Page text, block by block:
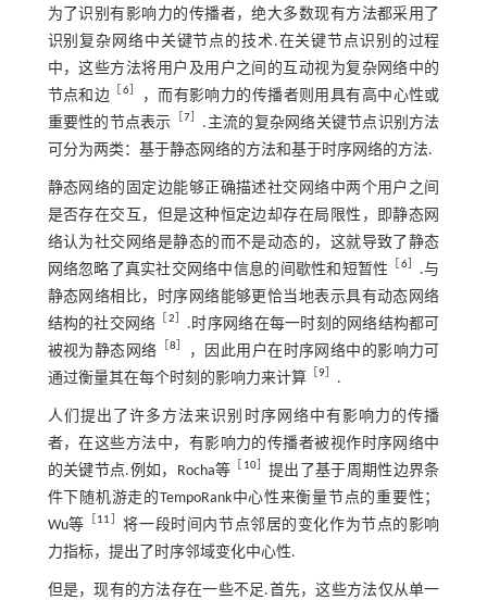
为了识别有影响力的传播者，绝大多数现有方法都采用了
识别复杂网络中关键节点的技术.在关键节点识别的过程
中，这些方法将用户及用户之间的互动视为复杂网络中的
节点和边
［6］
，而有影响力的传播者则用具有高中心性或
重要性的节点表示 ［7］ .主流的复杂网络关键节点识别方法
可分为两类：基于静态网络的方法和基于时序网络的方法.
静态网络的固定边能够正确描述社交网络中两个用户之间
是否存在交互，但是这种恒定边却存在局限性，即静态网
络认为社交网络是静态的而不是动态的，这就导致了静态
网络忽略了真实社交网络中信息的间歇性和短暂性
［6］ .与
静态网络相比，时序网络能够更恰当地表示具有动态网络
结构的社交网络 ［2］ .时序网络在每一时刻的网络结构都可
被视为静态网络 ［8］
，因此用户在时序网络中的影响力可
通过衡量其在每个时刻的影响力来计算［9］ .
人们提出了许多方法来识别时序网络中有影响力的传播
者，在这些方法中，有影响力的传播者被视作时序网络中
的关键节点.例如，Rocha等 ［ 10］提出了基于周期性边界条
件下随机游走的TempoRank中心性来衡量节点的重要性；
Wu等 ［11］将一段时间内节点邻居的变化作为节点的影响
力指标，提出了时序邻域变化中心性.
但是，现有的方法存在一些不足.首先，这些方法仅从单一